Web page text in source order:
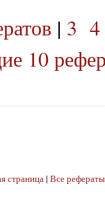
| 3 4
10
страница| Все рефераты